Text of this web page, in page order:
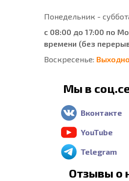
Понедельник -
с 08:00 до 17:00 по
времени (без
Воскресенье:
Мы в
Вконтакте
YouTube
Telegram
Отзывы о